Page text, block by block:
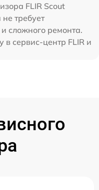
FLIR Scout
требует
сложного ремонта.
в сервис-центр FLIR и